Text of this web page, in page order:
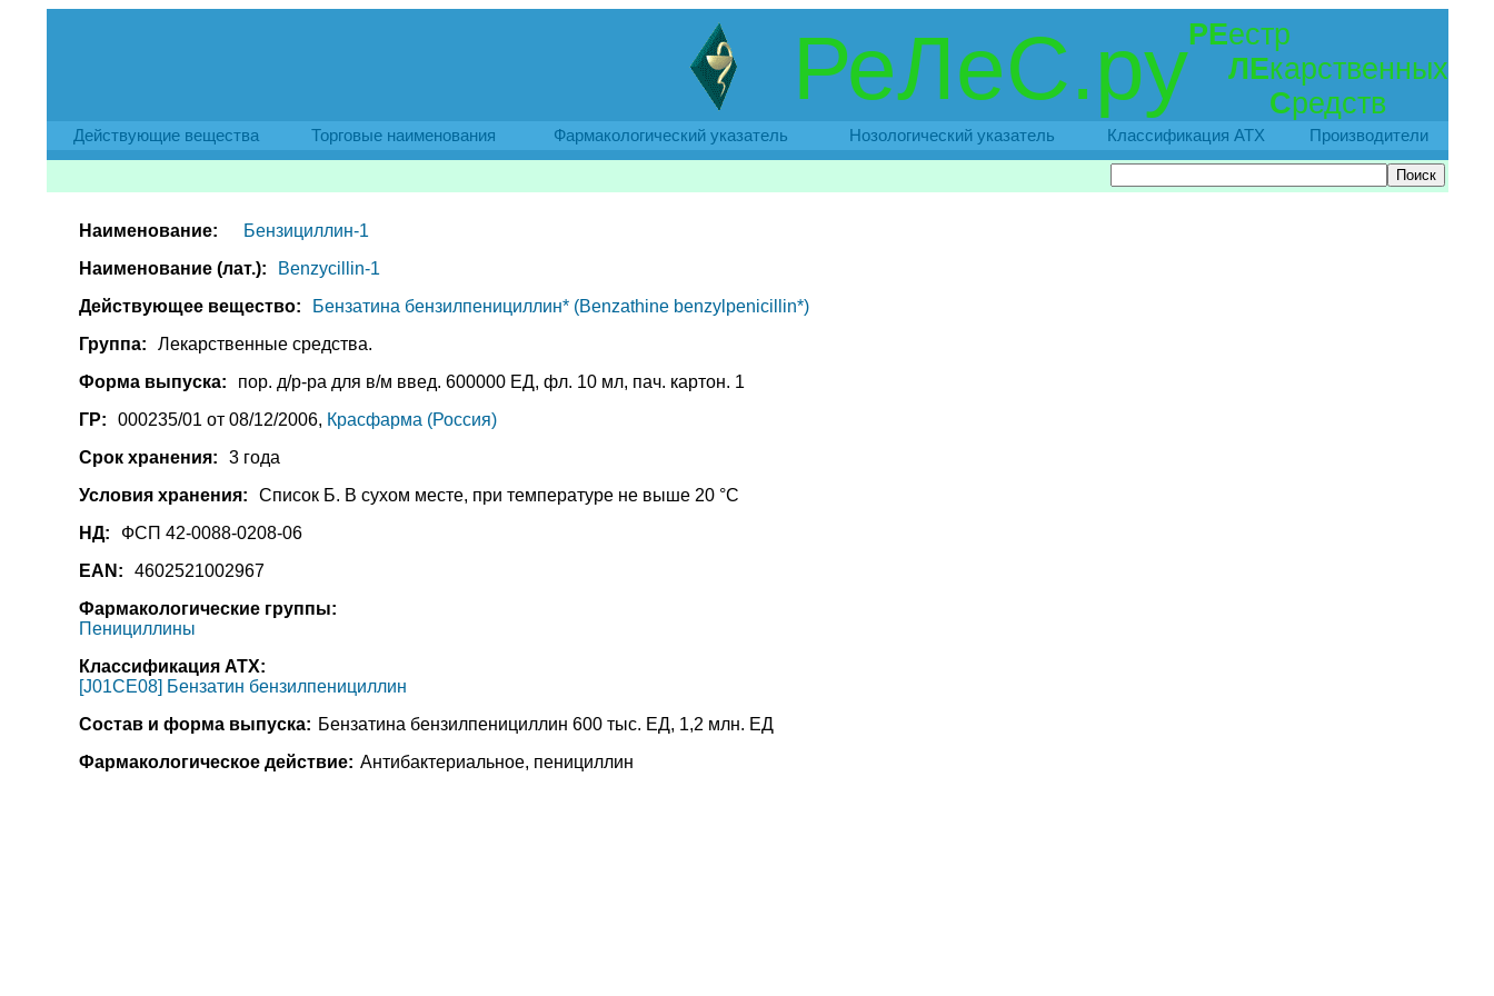
РеЛеС.руРЕестр
ЛЕкарственных
Средств
Действующие вещества Торговые наименования Фармакологический указатель Нозологический указатель Классификация АТХ Производители
Наименование:
Бензициллин-1
Наименование (лат.):
Benzycillin-1
Действующее вещество:
Бензатина бензилпенициллин* (Benzathine benzylpenicillin*)
Группа:
Лекарственные средства.
Форма выпуска:
пор. д/р-ра для в/м введ. 600000 ЕД, фл. 10 мл, пач. картон. 1
ГР:
000235/01 от 08/12/2006, Красфарма (Россия)
Срок хранения:
3 года
Условия хранения:
Список Б. В сухом месте, при температуре не выше 20 °C
НД:
ФСП 42-0088-0208-06
EAN:
4602521002967
Фармакологические группы:
Пенициллины
Классификация АТХ:
[J01CE08] Бензатин бензилпенициллин
Состав и форма выпуска: Бензатина бензилпенициллин 600 тыс. ЕД, 1,2 млн. ЕД
Фармакологическое действие: Антибактериальное, пенициллин